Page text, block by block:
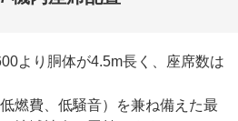
より胴体が4.5m長く、座席数は
燃費、低騒音）を兼ね備えた最